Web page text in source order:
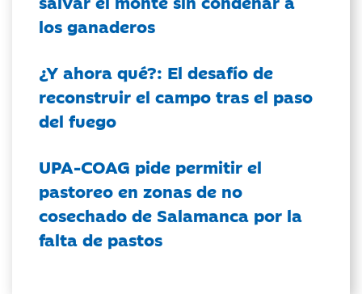
los ganaderos
¿Y ahora qué?: El desafío de
reconstruir el campo tras el paso
del fuego
UPA-COAG pide permitir el
pastoreo en zonas de no
cosechado de Salamanca por la
falta de pastos